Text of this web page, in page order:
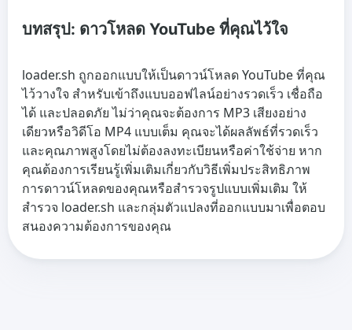
บทสรุป: ดาวโหลด YouTube ที่คุณไว้ใจ
loader.sh ถูกออกแบบให้เป็นดาวน์โหลด YouTube ที่คุณ
ไว้วางใจ สำหรับเข้าถึงแบบออฟไลน์อย่างรวดเร็ว เชื่อถือ
ได้ และปลอดภัย ไม่ว่าคุณจะต้องการ MP3 เสียงอย่าง
เดียวหรือวิดีโอ MP4 แบบเต็ม คุณจะได้ผลลัพธ์ที่รวดเร็ว
และคุณภาพสูงโดยไม่ต้องลงทะเบียนหรือค่าใช้จ่าย หาก
คุณต้องการเรียนรู้เพิ่มเติมเกี่ยวกับวิธีเพิ่มประสิทธิภาพ
การดาวน์โหลดของคุณหรือสำรวจรูปแบบเพิ่มเติม ให้
สำรวจ loader.sh และกลุ่มตัวแปลงที่ออกแบบมาเพื่อตอบ
สนองความต้องการของคุณ